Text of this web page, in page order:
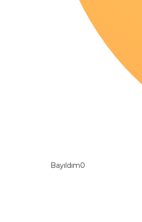
Bayıldım0